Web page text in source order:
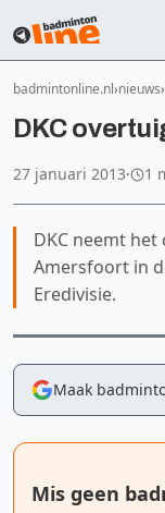
badmintonline.nl nieuws
DKC
27 januari 2013· 1
DKC neemt
Amersfoort in
Eredivisie.
Maak
Mis geen